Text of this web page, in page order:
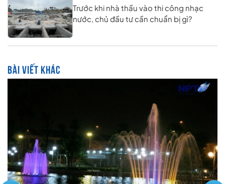
Trước khi nhà thầu vào thi công nhạc
nước, chủ đầu tư cần chuẩn bị gì?
BÀI VIẾT KHÁC